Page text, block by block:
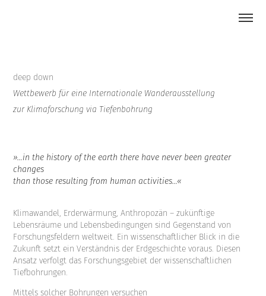
deep down
Wettbewerb für eine Internationale Wanderausstellung
zur Klimaforschung via Tiefenbohrung
»…in the history of the earth there have never been greater
changes
than those resulting from human activities…«
Klimawandel, Erderwärmung, Anthropozän – zukünftige
Lebensräume und Lebensbedingungen sind Gegenstand von
Forschungsfeldern weltweit. Ein wissenschaftlicher Blick in die
Zukunft setzt ein Verständnis der Erdgeschichte voraus. Diesen
Ansatz verfolgt das Forschungsgebiet der wissenschaftlichen
Tiefbohrungen.
Mittels solcher Bohrungen versuchen